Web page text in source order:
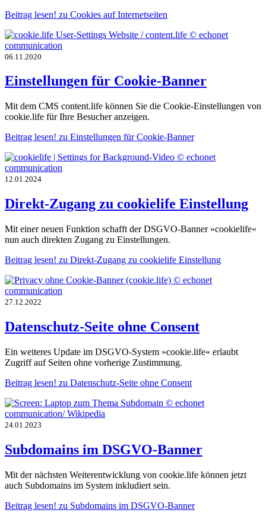
Beitrag lesen! zu Cookies auf Internetseiten
06.11.2020
Einstellungen für Cookie-Banner
Mit dem CMS content.life können Sie die Cookie-Einstellungen von
cookie.life für Ihre Besucher anzeigen.
Beitrag lesen! zu Einstellungen für Cookie-Banner
12.01.2024
Direkt-Zugang zu cookielife Einstellung
Mit einer neuen Funktion schafft der DSGVO-Banner »cookielife«
nun auch direkten Zugang zu Einstellungen.
Beitrag lesen! zu Direkt-Zugang zu cookielife Einstellung
27.12.2022
Datenschutz-Seite ohne Consent
Ein weiteres Update im DSGVO-System »cookie.life« erlaubt
Zugriff auf Seiten ohne vorherige Zustimmung.
Beitrag lesen! zu Datenschutz-Seite ohne Consent
24.01.2023
Subdomains im DSGVO-Banner
Mit der nächsten Weiterentwicklung von cookie.life können jetzt
auch Subdomains im System inkludiert sein.
Beitrag lesen! zu Subdomains im DSGVO-Banner